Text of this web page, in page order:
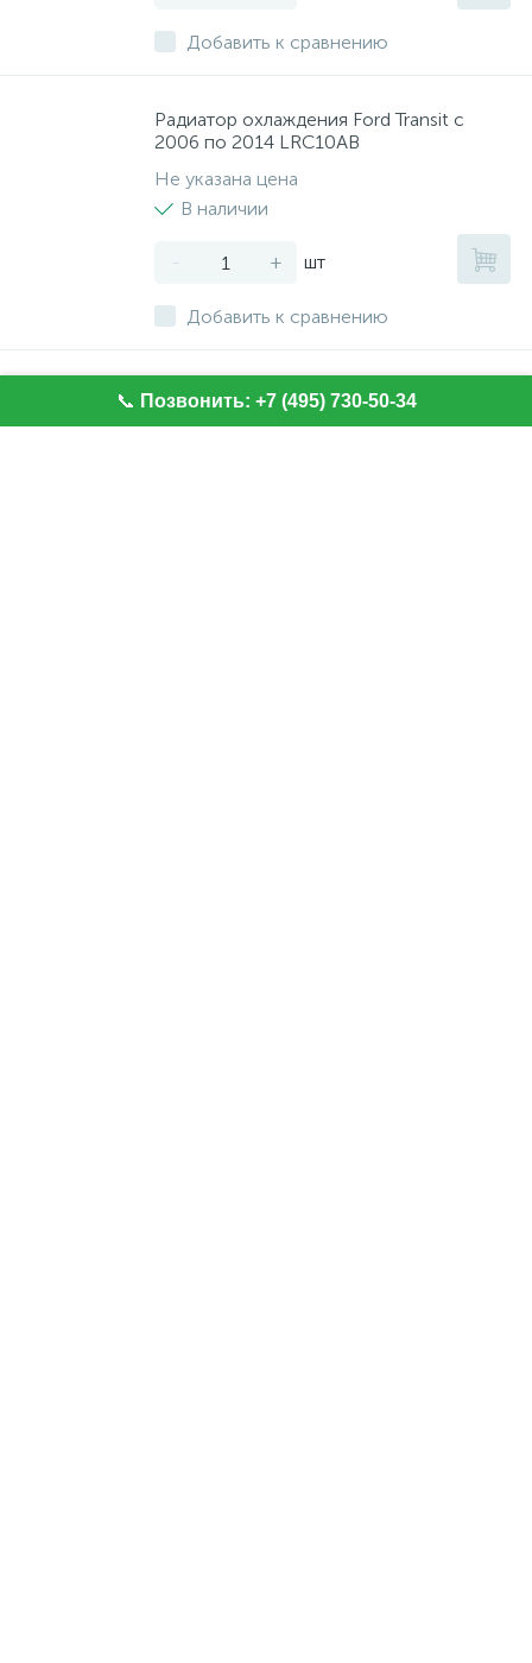
Добавить к сравнению
Радиатор охлаждения Ford Transit с
2006 по 2014 LRC10AB
Не указана цена
В наличии
- + шт
Добавить к сравнению
Бендикс стартера Ford Transit 2.2/2.4 с
📞 Позвонить: +7 (495) 730-50-34